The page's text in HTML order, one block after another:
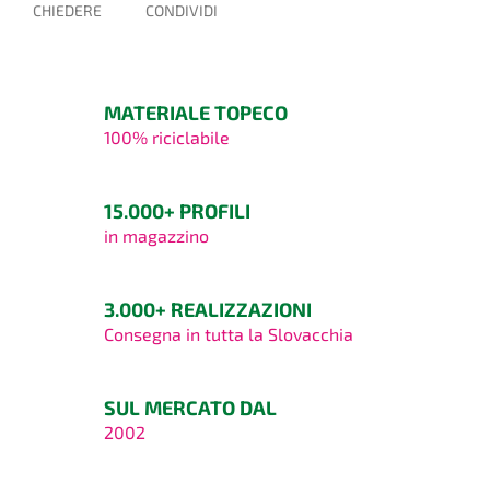
CHIEDERE CONDIVIDI
MATERIALE TOPECO
100% riciclabile
15.000+ PROFILI
in magazzino
3.000+ REALIZZAZIONI
Consegna in tutta la Slovacchia
SUL MERCATO DAL
2002